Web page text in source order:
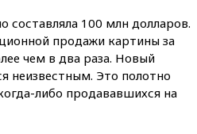
составляла 100 млн долларов.
продажи картины за
чем в два раза. Новый
неизвестным. Это полотно
либо продававшихся на